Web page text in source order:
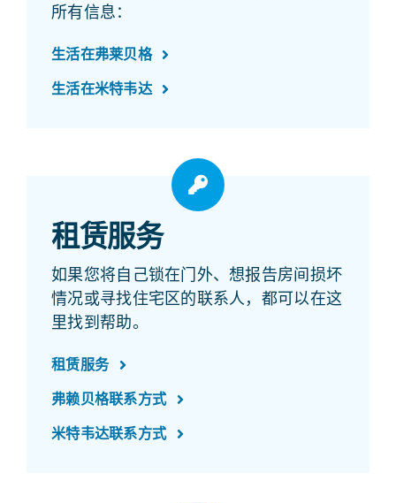
所有信息：
生活在弗莱贝格
生活在米特韦达
租赁服务
如果您将自己锁在门外、想报告房间损坏
情况或寻找住宅区的联系人，都可以在这
里找到帮助。
租赁服务
弗赖贝格联系方式
米特韦达联系方式